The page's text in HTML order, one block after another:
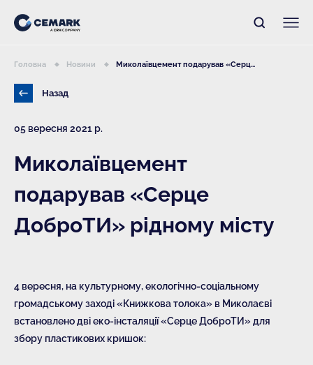
Назад
Головна Новини Миколаївцемент подарував «Серц...
05 вересня 2021 р.
Миколаївцемент
подарував «Серце
ДоброТИ» рідному місту
4 вересня, на культурному, екологічно-соціальному
громадському заході «Книжкова толока» в Миколаєві
встановлено дві еко-інсталяції «Серце ДоброТИ» для
збору пластикових кришок: